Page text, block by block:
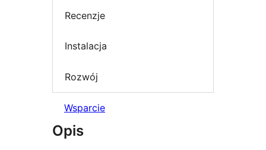
Recenzje
Instalacja
Rozwój
Wsparcie
Opis